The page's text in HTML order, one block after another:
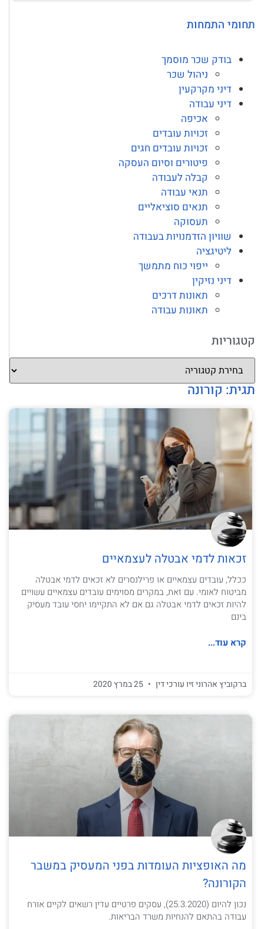
תחומי התמחות
בודק שכר מוסמך
ניהול שכר
דיני מקרקעין
דיני עבודה
אכיפה
זכויות עובדים
זכויות עובדים חגים
פיטורים וסיום העסקה
קבלה לעבודה
תנאי עבודה
תנאים סוציאליים
תעסוקה
שוויון הזדמנויות בעבודה
ליטיגציה
ייפוי כוח מתמשך
דיני נזיקין
תאונות דרכים
תאונות עבודה
קטגוריות
תגית: קורונה
זכאות לדמי אבטלה לעצמאיים
ככלל, עובדים עצמאיים או פרילנסרים לא זכאים לדמי אבטלה
מביטוח לאומי. עם זאת, במקרים מסוימים עובדים עצמאיים עשויים
להיות זכאים לדמי אבטלה גם אם לא התקיימו יחסי עובד מעסיק
בינם
קרא עוד...
ברקוביץ אהרוני זיו עורכי דין
מה האופציות העומדות בפני המעסיק במשבר
הקורונה?
נכון להיום (25.3.2020), עסקים פרטיים עדין רשאים לקיים אורח
עבודה בהתאם להנחיות משרד הבריאות.